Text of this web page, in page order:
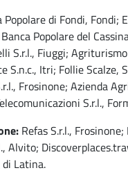
Popolare di Fondi, Fondi;
Popolare del
S.r.l., Fiuggi;
S.n.c., Itri; Follie
Frosinone; Azienda
S.r.l.,
Refas S.r.l., Frosinone;
Alvito;
Latina.